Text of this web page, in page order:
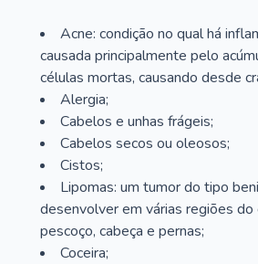
Acne: condição no qual há
causada principalmente pelo
células mortas, causando desde
Alergia;
Cabelos e unhas frágeis;
Cabelos secos ou oleosos;
Cistos;
Lipomas: um tumor do tipo
desenvolver em várias regiões do
pescoço, cabeça e pernas;
Coceira;